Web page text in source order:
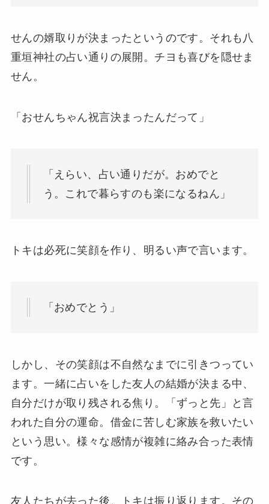
せんの婿取りが決まったというのです。それも八
重垣神社の占い通りの展開。チヨも喜びを隠せま
せん。
「おせんちゃん祝言決まったんだって」
「えらい、占い通りだが。おめでと
う。これで暮らすのも楽になるねん」
トキは必死に笑顔を作り、明るい声で言います。
「おめでとう」
しかし、その笑顔は不自然なまでに引きつってい
ます。一緒に占いをした友人の結婚が決まる中、
自分だけが取り残される焦り。「ずっと先」と言
われた自分の運命。借金に苦しむ家族を救いたい
という思い。様々な感情が複雑に絡み合った表情
です。
友人たちが去った後、トキは振り返ります。その